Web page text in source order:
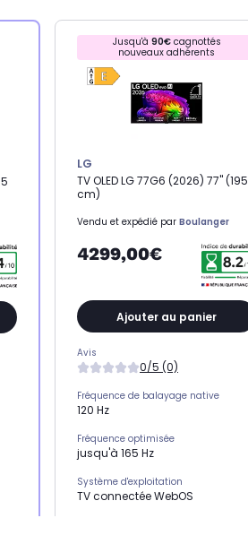
Jusqu'à 90€cagnottés
nouveaux adhérents
LG
TV OLED LG 77G6 (2026) 77" (195
cm)
Vendu et expédié par Boulanger
4299,00€
Ajouter au panier
Avis
0/5 (0)
Fréquence de balayage native
120 Hz
Fréquence optimisée
jusqu'à 165 Hz
Système d'exploitation
TV connectée WebOS